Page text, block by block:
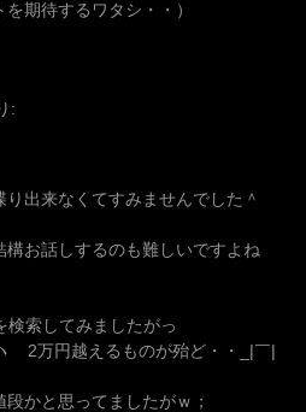
を期待するワタシ・・）
:
出来なくてすみませんでした＾
お話しするのも難しいですよね
検索してみましたがっ
2万円越えるものが殆ど・・_|￣|
かと思ってましたがｗ；